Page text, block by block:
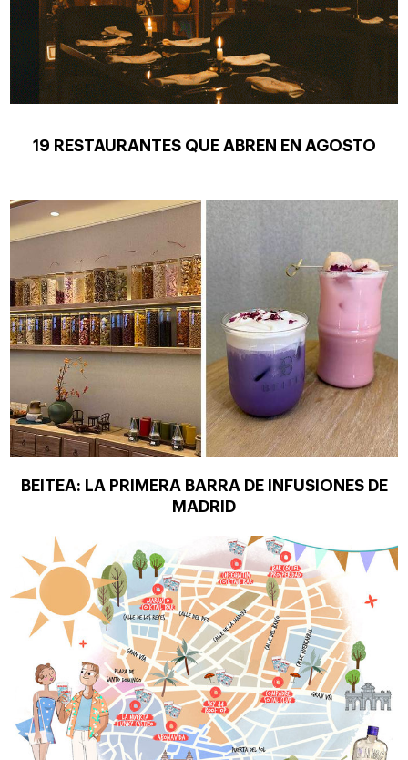
19 RESTAURANTES QUE ABREN EN AGOSTO
BEITEA: LA PRIMERA BARRA DE INFUSIONES DE
MADRID